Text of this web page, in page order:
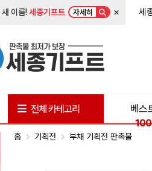
새 이름!세종기프트 자세히 × 세
전체 카테고리
베스
100
홈 기획전 부채 기획전 판촉물